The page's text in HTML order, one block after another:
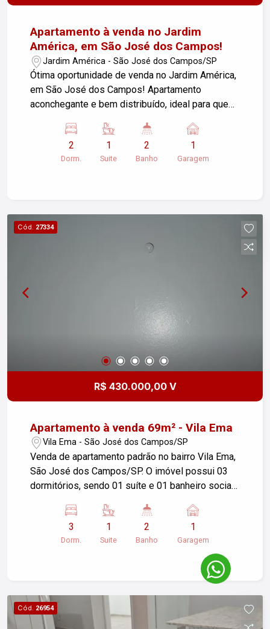
Apartamento à venda no Jardim
América, em São José dos Campos!
Jardim América - São José dos Campos/SP
Ótima oportunidade de venda no Jardim América,
em São José dos Campos! Apartamento
aconchegante e bem distribuído, ideal para quem
mais valorizadas da cidade. O imóvel conta com:
2 dormitórios com armários planejados, sendo 1
próxima a comércios, supermercados, escolas e
com fácil acesso às principais vias da cidade.
Ideal para famílias ou para quem deseja morar
2
Dorm.
1
Suite
2
Banho
1
Garagem
Cód. 27334
R$ 430.000,00 V
Apartamento à venda 69m² - Vila Ema
Vila Ema - São José dos Campos/SP
Venda de apartamento padrão no bairro Vila Ema,
São José dos Campos/SP. O imóvel possui 03
dormitórios, sendo 01 suíte e 01 banheiro social
vaga de garagem e área útil de 69,00 m². No lazer
conta com salão de festas e playground. Portaria
24hs. Apartamento todo reformado em piso
porcelanato. Se você estiver interessado ou
precisar de mais informações, fique à vontade
3
Dorm.
1
Suite
2
Banho
1
Garagem
Cód. 26954